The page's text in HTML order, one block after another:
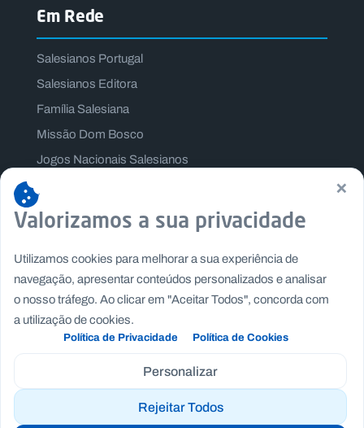
Em Rede
Salesianos Portugal
Salesianos Editora
Família Salesiana
Missão Dom Bosco
Jogos Nacionais Salesianos
Copyright © Fundação Salesianos
×
Valorizamos a sua privacidade
Utilizamos cookies para melhorar a sua experiência de
navegação, apresentar conteúdos personalizados e analisar
o nosso tráfego. Ao clicar em "Aceitar Todos", concorda com
a utilização de cookies.
Política de Privacidade Política de Cookies
Personalizar
Rejeitar Todos
L
A
I
O
A
S
l
e
s
n
o
.
t
Cont
acto
Notí
cias
New